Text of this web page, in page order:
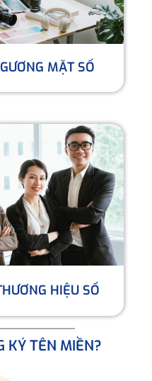
MẶT SỐ
HIỆU SỐ
KÝ TÊN MIỀN?